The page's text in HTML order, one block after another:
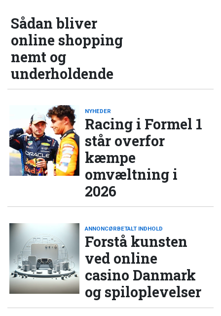
Sådan bliver
online shopping
nemt og
underholdende
NYHEDER
Racing i Formel 1
står overfor
kæmpe
omvæltning i
2026
ANNONCØRBETALT INDHOLD
Forstå kunsten
ved online
casino Danmark
og spiloplevelser